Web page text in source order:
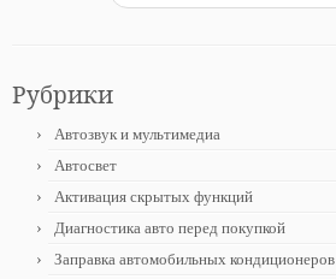
Рубрики
Автозвук и мультимедиа
Автосвет
Активация скрытых функций
Диагностика авто перед покупкой
Заправка автомобильных кондиционеров